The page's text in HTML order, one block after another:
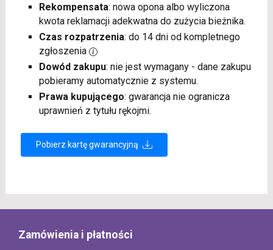
Rekompensata: nowa opona albo wyliczona
kwota reklamacji adekwatna do zużycia bieżnika.
Czas rozpatrzenia: do 14 dni od kompletnego
zgłoszenia
Dowód zakupu: nie jest wymagany - dane zakupu
pobieramy automatycznie z systemu.
Prawa kupującego: gwarancja nie ogranicza
uprawnień z tytułu rękojmi.
Pobierz kartę gwarancyjną
Zamówienia i płatności